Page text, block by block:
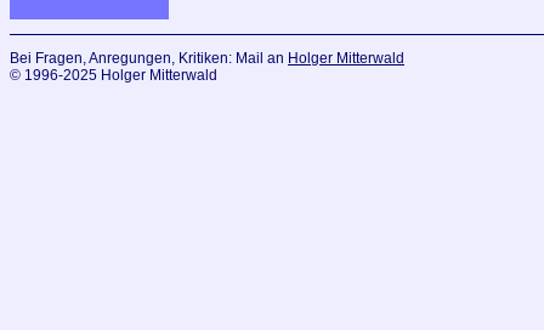
Bei Fragen, Anregungen, Kritiken: Mail an Holger Mitterwald
© 1996-2025 Holger Mitterwald